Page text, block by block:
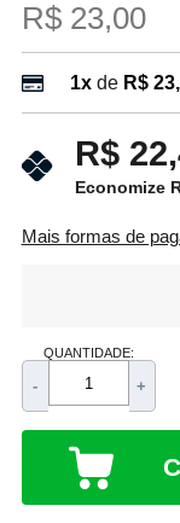
R$ 23,00
1xde R$
R$
Economize
Mais formas de
QUANTIDADE:
- +